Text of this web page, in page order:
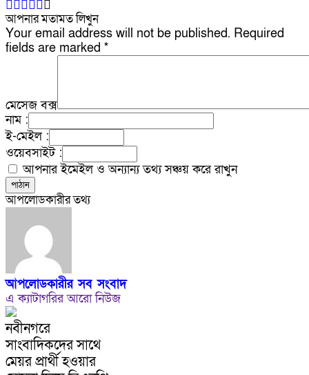
আপনার মতামত লিখুন
Your email address will not be published. Required
fields are marked *
মেসেজ বক্স
নাম :
ই-মেইল :
ওয়েবসাইট :
আপনার ইমেইল ও অন্যান্য তথ্য সঞ্চয় করে রাখুন
আপলোডকারীর তথ্য
আপলোডকারীর সব সংবাদ
এ ক্যাটাগরির আরো নিউজ
নবীনগরে
সাংবাদিকদের সাথে
মেয়র প্রার্থী হওয়ার